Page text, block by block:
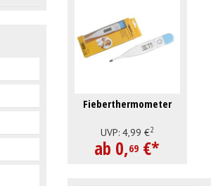
Fieberthermometer
UVP: 4,99 €2
ab 0,69 €*